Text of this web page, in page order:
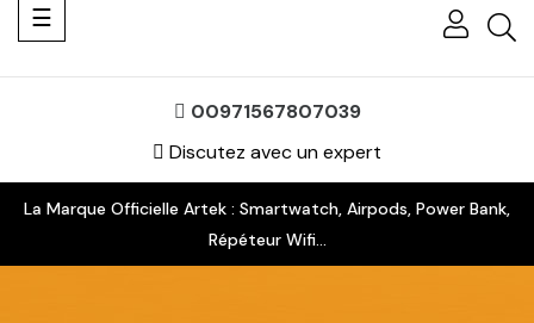
00971567807039
Basculer
la
☰
Discutez avec un expert
La Marque Officielle Artek : Smartwatch, Airpods, Power Bank,
Répéteur Wifi...